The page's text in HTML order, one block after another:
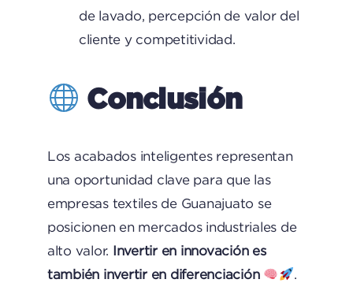
de lavado, percepción de valor del
cliente y competitividad.
Conclusión
Los acabados inteligentes representan
una oportunidad clave para que las
empresas textiles de Guanajuato se
posicionen en mercados industriales de
alto valor. Invertir en innovación es
también invertir en diferenciación
.